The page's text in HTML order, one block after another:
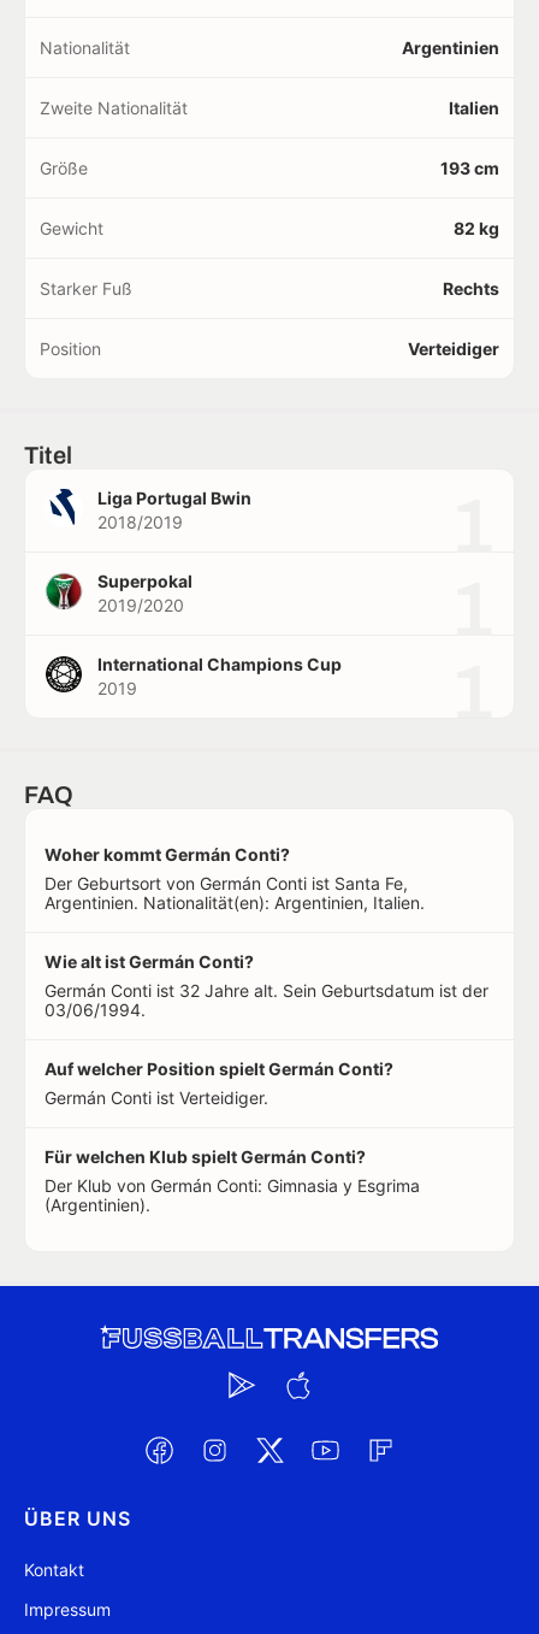
Nationalität Argentinien
Zweite Nationalität Italien
Größe 193 cm
Gewicht 82 kg
Starker Fuß Rechts
Position Verteidiger
Titel
Liga Portugal Bwin
2018/2019
Superpokal
2019/2020
International Champions Cup
2019
FAQ
Woher kommt Germán Conti?
Der Geburtsort von Germán Conti ist Santa Fe,
Argentinien. Nationalität(en): Argentinien, Italien.
Wie alt ist Germán Conti?
Germán Conti ist 32 Jahre alt. Sein Geburtsdatum ist der
03/06/1994.
Auf welcher Position spielt Germán Conti?
Germán Conti ist Verteidiger.
Für welchen Klub spielt Germán Conti?
Der Klub von Germán Conti: Gimnasia y Esgrima
(Argentinien).
ÜBER UNS
Kontakt
Impressum